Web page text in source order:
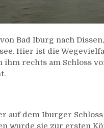
Bad Iburg nach
Hier ist die
rechts am Schloss
auf dem Iburger
wurde sie zur ersten